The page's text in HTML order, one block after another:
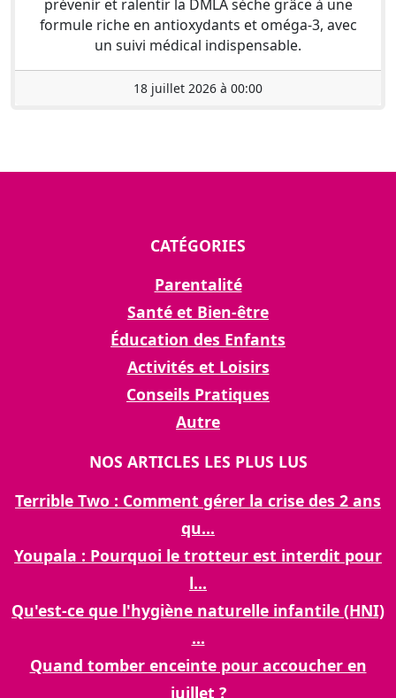
prévenir et ralentir la DMLA sèche grâce à une
formule riche en antioxydants et oméga-3, avec
un suivi médical indispensable.
18 juillet 2026 à 00:00
CATÉGORIES
Parentalité
Santé et Bien-être
Éducation des Enfants
Activités et Loisirs
Conseils Pratiques
Autre
NOS ARTICLES LES PLUS LUS
Terrible Two : Comment gérer la crise des 2 ans
qu...
Youpala : Pourquoi le trotteur est interdit pour
l...
Qu'est-ce que l'hygiène naturelle infantile (HNI)
...
Quand tomber enceinte pour accoucher en
juillet ?